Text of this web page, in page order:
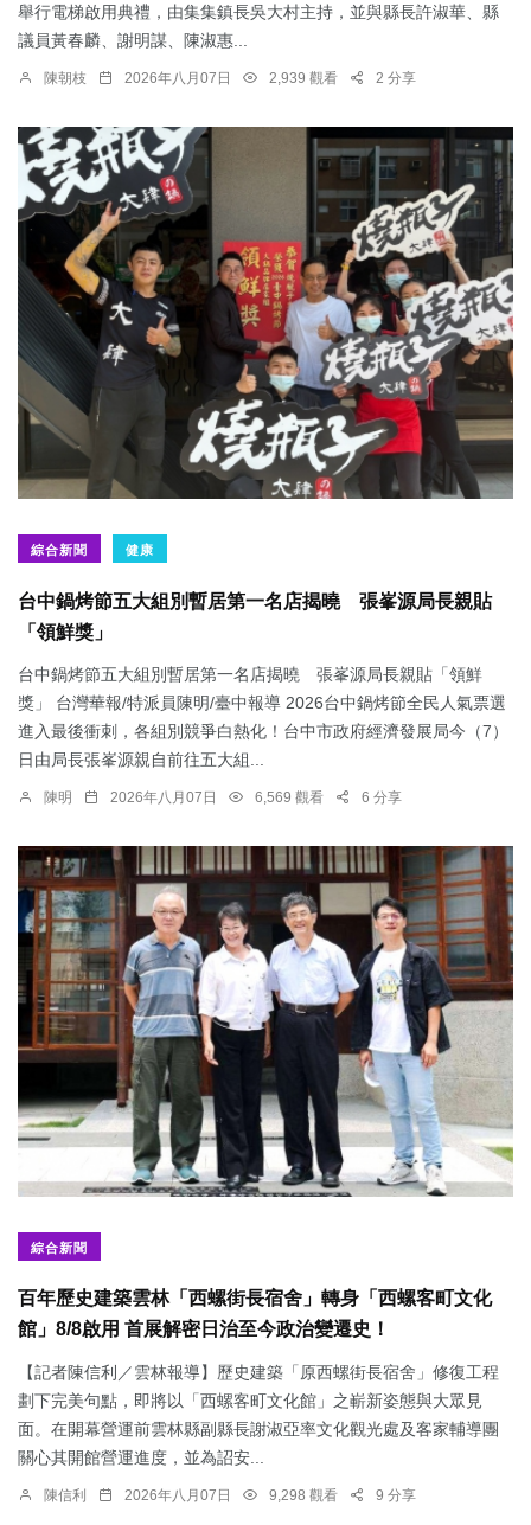
舉行電梯啟用典禮，由集集鎮長吳大村主持，並與縣長許淑華、縣
議員黃春麟、謝明謀、陳淑惠...
陳朝枝 2026年八月07日 2,939 觀看 2 分享
綜合新聞 健康
台中鍋烤節五大組別暫居第一名店揭曉 張峯源局長親貼
「領鮮獎」
台中鍋烤節五大組別暫居第一名店揭曉 張峯源局長親貼「領鮮
獎」 台灣華報/特派員陳明/臺中報導 2026台中鍋烤節全民人氣票選
進入最後衝刺，各組別競爭白熱化！台中市政府經濟發展局今（7）
日由局長張峯源親自前往五大組...
陳明 2026年八月07日 6,569 觀看 6 分享
綜合新聞
百年歷史建築雲林「西螺街長宿舍」轉身「西螺客町文化
館」8/8啟用 首展解密日治至今政治變遷史！
【記者陳信利／雲林報導】歷史建築「原西螺街長宿舍」修復工程
劃下完美句點，即將以「西螺客町文化館」之嶄新姿態與大眾見
面。在開幕營運前雲林縣副縣長謝淑亞率文化觀光處及客家輔導團
關心其開館營運進度，並為詔安...
陳信利 2026年八月07日 9,298 觀看 9 分享